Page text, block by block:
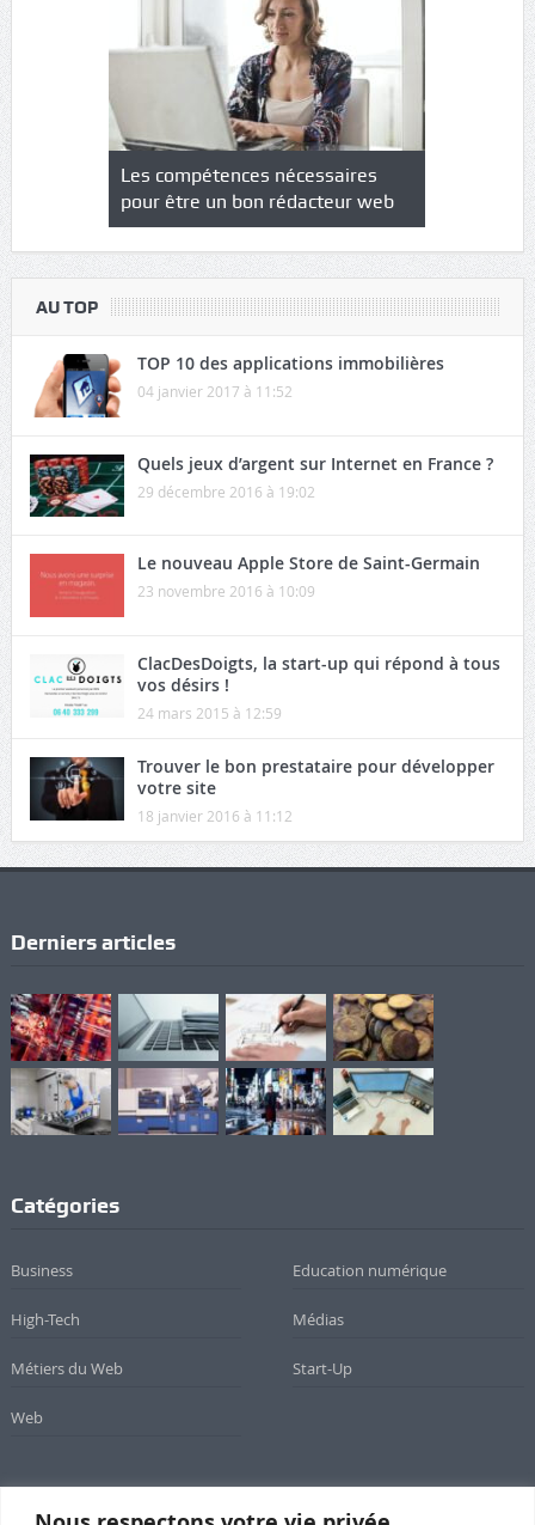
: un
Les compétences nécessaires
pour être un bon rédacteur web
AU TOP
TOP 10 des applications immobilières
04 janvier 2017 à 11:52
Quels jeux d’argent sur Internet en France ?
29 décembre 2016 à 19:02
Le nouveau Apple Store de Saint-Germain
23 novembre 2016 à 10:09
ClacDesDoigts, la start-up qui répond à tous
vos désirs !
24 mars 2015 à 12:59
Trouver le bon prestataire pour développer
votre site
18 janvier 2016 à 11:12
Derniers articles
Catégories
Business Education numérique
High-Tech Médias
Métiers du Web Start-Up
Web
Newsletter